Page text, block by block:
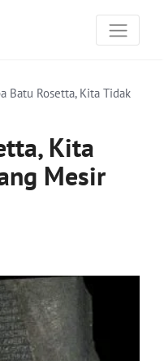
Batu Rosetta, Kita Tidak
Kita
Mesir